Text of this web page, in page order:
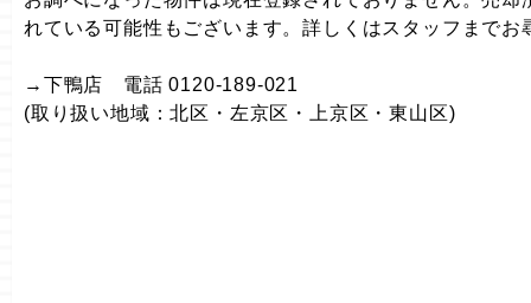
れている可能性もございます。詳しくはスタッフまでお
→下鴨店 電話 0120-189-021
(取り扱い地域：北区・左京区・上京区・東山区)